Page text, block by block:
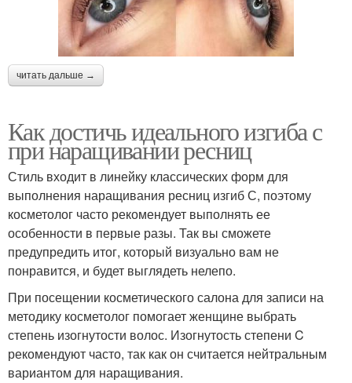
читать дальше →
Как достичь идеального изгиба с
при наращивании ресниц
Стиль входит в линейку классических форм для
выполнения наращивания ресниц изгиб С, поэтому
косметолог часто рекомендует выполнять ее
особенности в первые разы. Так вы сможете
предупредить итог, который визуально вам не
понравится, и будет выглядеть нелепо.
При посещении косметического салона для записи на
методику косметолог помогает женщине выбрать
степень изогнутости волос. Изогнутость степени C
рекомендуют часто, так как он считается нейтральным
вариантом для наращивания.